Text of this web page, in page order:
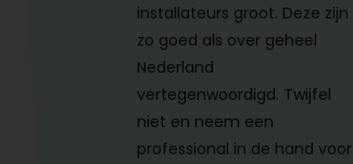
installateurs groot. Deze zijn
zo goed als over geheel
Nederland
vertegenwoordigd. Twijfel
niet en neem een
professional in de hand voor